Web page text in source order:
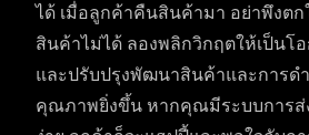
ได้ เมื่อลูกค้าคืนสินค้ามา อย่าพึงต
สินค้าไม่ได้ ลองพลิกวิกฤตให้เป็นโ
และปรับปรุงพัฒนาสินค้าและการด
คุณภาพยิ่งขึ้น หากคุณมีระบบการส่